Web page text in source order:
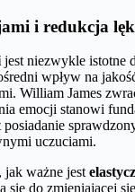
i redukcja
jest niezwykle istotne
wpływ na
William James
emocji stanowi
uczuciami.
jak ważne jest
się do zmieniającej